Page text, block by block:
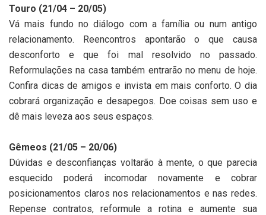
Touro (21/04 – 20/05)
Vá mais fundo no diálogo com a família ou num antigo
relacionamento. Reencontros apontarão o que causa
desconforto e que foi mal resolvido no passado.
Reformulações na casa também entrarão no menu de hoje.
Confira dicas de amigos e invista em mais conforto. O dia
cobrará organização e desapegos. Doe coisas sem uso e
dê mais leveza aos seus espaços.
Gêmeos (21/05 – 20/06)
Dúvidas e desconfianças voltarão à mente, o que parecia
esquecido poderá incomodar novamente e cobrar
posicionamentos claros nos relacionamentos e nas redes.
Repense contratos, reformule a rotina e aumente sua